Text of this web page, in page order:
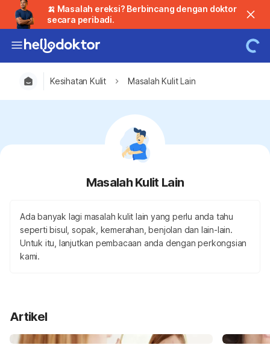
🍌 Masalah ereksi? Berbincang dengan doktor
secara peribadi.
Kesihatan Kulit Masalah Kulit Lain
Masalah Kulit Lain
Ada banyak lagi masalah kulit lain yang perlu anda tahu
seperti bisul, sopak, kemerahan, benjolan dan lain-lain.
Untuk itu, lanjutkan pembacaan anda dengan perkongsian
kami.
Artikel